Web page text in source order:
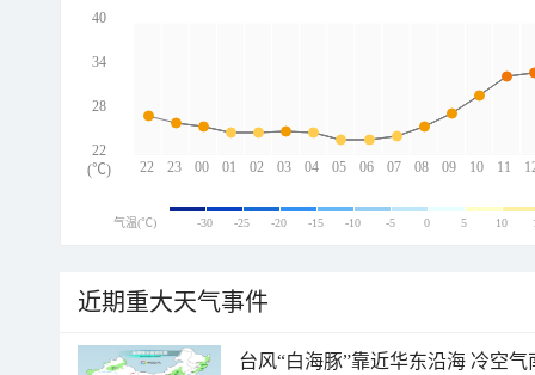
22 23 00 01 02 03 04 05 06 07 08 09 10 11
40
34
28
22
(℃)
气温(℃) -30 -25 -20 -15 -10 -5 0 5 10
近期重大天气事件
台风“白海豚”靠近华东沿海 冷空